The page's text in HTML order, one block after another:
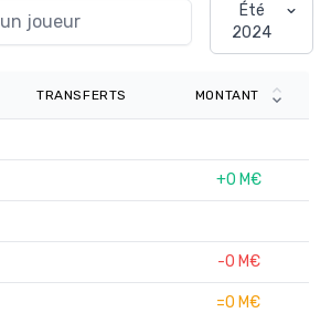
Été
2024
TRANSFERTS MONTANT
+0 M€
-0 M€
=0 M€